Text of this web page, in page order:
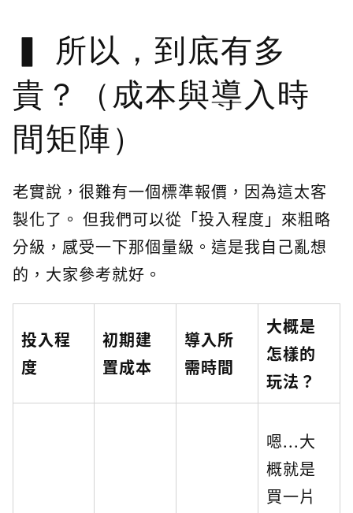
所以，到底有多
貴？（成本與導入時
間矩陣）
老實說，很難有一個標準報價，因為這太客
製化了。 但我們可以從「投入程度」來粗略
分級，感受一下那個量級。這是我自己亂想
的，大家參考就好。
投入程
度
初期建
置成本
導入所
需時間
大概是
怎樣的
玩法？
嗯...大
概就是
買一片